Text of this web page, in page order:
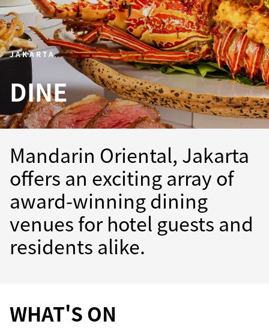
JAKARTA
DINE
Mandarin Oriental, Jakarta
offers an exciting array of
award-winning dining
venues for hotel guests and
residents alike.
WHAT'S ON